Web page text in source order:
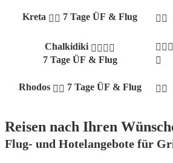
Kreta 7 Tage ÜF & Flug
Chalkidiki
7 Tage ÜF & Flug
Rhodos 7 Tage ÜF & Flug
Reisen nach Ihren
Flug- und Hotelangebote für